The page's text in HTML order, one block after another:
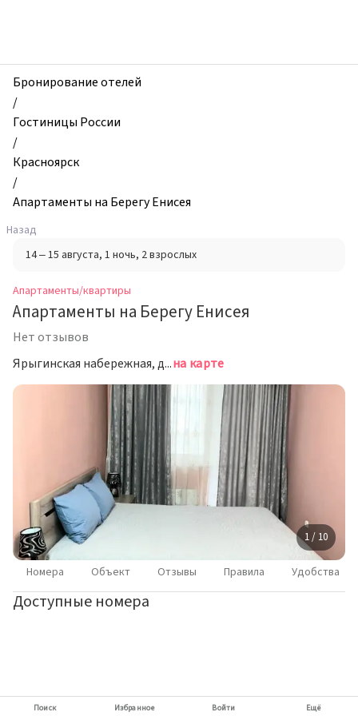
и
квартиры,
Апартаменты
на
Берегу
Енисея,
Красноярск,
Россия
Бронирование отелей
/
Гостиницы России
/
Красноярск
/
Апартаменты на Берегу Енисея
Назад
14 – 15 августа, 1 ночь, 2 взрослых
Апартаменты/квартиры
Апартаменты на Берегу Енисея
Нет отзывов
Ярыгинская набережная, д. 7, Красноярскна карте
1 / 10
Номера Объект Отзывы Правила Удобства
Доступные номера
Поиск Избранное Войти Ещё